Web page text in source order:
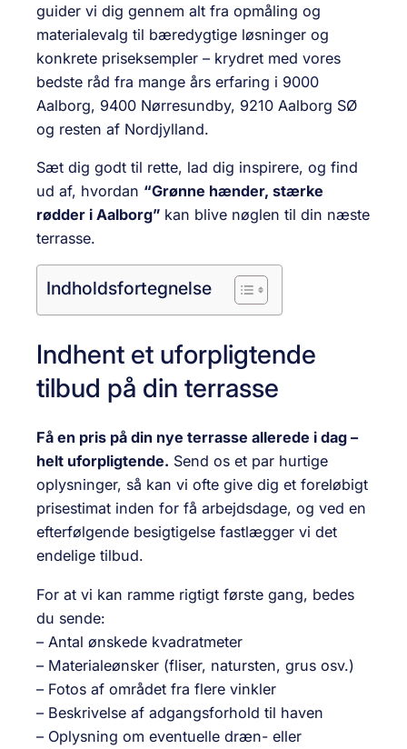
guider vi dig gennem alt fra opmåling og
materialevalg til bæredygtige løsninger og
konkrete priseksempler – krydret med vores
bedste råd fra mange års erfaring i 9000
Aalborg, 9400 Nørresundby, 9210 Aalborg SØ
og resten af Nordjylland.
Sæt dig godt til rette, lad dig inspirere, og find
ud af, hvordan “Grønne hænder, stærke
rødder i Aalborg” kan blive nøglen til din næste
terrasse.
Indholdsfortegnelse
Indhent et uforpligtende
tilbud på din terrasse
Få en pris på din nye terrasse allerede i dag –
helt uforpligtende. Send os et par hurtige
oplysninger, så kan vi ofte give dig et foreløbigt
prisestimat inden for få arbejdsdage, og ved en
efterfølgende besigtigelse fastlægger vi det
endelige tilbud.
For at vi kan ramme rigtigt første gang, bedes
du sende:
– Antal ønskede kvadratmeter
– Materialeønsker (fliser, natursten, grus osv.)
– Fotos af området fra flere vinkler
– Beskrivelse af adgangsforhold til haven
– Oplysning om eventuelle dræn- eller